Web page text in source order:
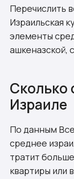
Перечислить
Израильская
элементы
ашкеназской,
Сколько
Израиле
По данным
среднее
тратит
квартиры или